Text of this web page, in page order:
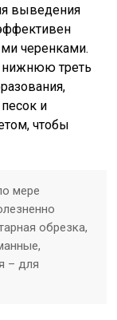
выведения
черенками.
нижнюю треть
и
чтобы
мере
обрезка,
– для